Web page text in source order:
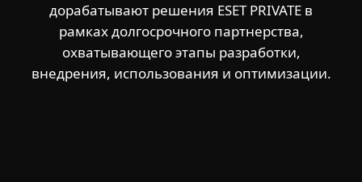
дорабатывают решения ESET PRIVATE в
рамках долгосрочного партнерства,
охватывающего этапы разработки,
внедрения, использования и оптимизации.